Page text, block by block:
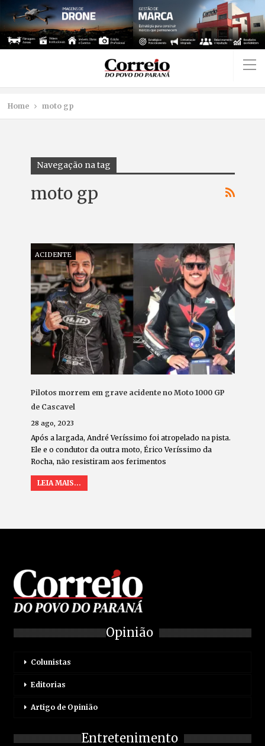
Home moto gp
Navegação na tag
moto gp
ACIDENTE
Pilotos morrem em grave acidente no Moto 1000 GP
de Cascavel
28 ago, 2023
Após a largada, André Veríssimo foi atropelado na pista.
Ele e o condutor da outra moto, Érico Veríssimo da
Rocha, não resistiram aos ferimentos
LEIA MAIS...
Opinião
Colunistas
Editorias
Artigo de Opinião
Entretenimento